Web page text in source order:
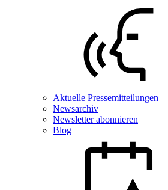
Aktuelle Pressemitteilungen
Newsarchiv
Newsletter abonnieren
Blog